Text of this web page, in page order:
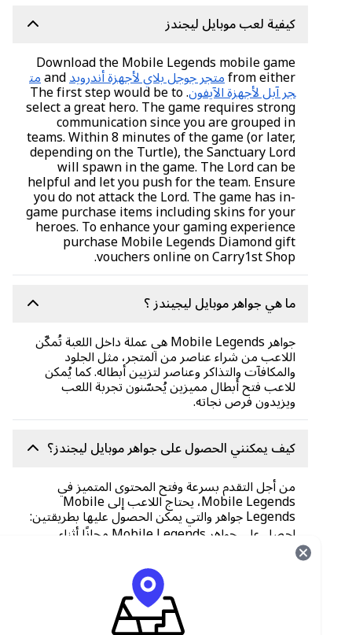
كيفية لعب موبايل ليجندز
Download the Mobile Legends mobile game
from eitherمتجر جوجل بلاي لأجهزة أندرويدand مت
جر آبل لأجهزة الآيفون . The first step would be to
select a great hero. The game requires strong
communication since you are grouped in
teams. Within 8 minutes of the game (or later,
depending on the Turtle), the Sanctuary Lord
will spawn in the game. The Lord can be
helpful and let you push for the team. Ensure
you do not attack the Lord. The game has in-
game purchase items including skins for your
heroes. To enhance your gaming experience
purchase Mobile Legends Diamond gift
vouchers online on Carry1st Shop.
ما هي جواهر موبايل ليجيندز ؟
جواهر Mobile Legends هي عملة داخل اللعبة تُمكّن
اللاعب من شراء عناصر من المتجر، مثل الجلود
والمكافآت والتذاكر وعناصر لتزيين أبطاله. كما يُمكن
للاعب فتح أبطال مميزين يُحسّنون تجربة اللعب
ويزيدون فرص نجاته.
كيف يمكنني الحصول على جواهر موبايل ليجندز؟
من أجل التقدم بسرعة وفتح المحتوى المتميز في
Mobile Legends، يحتاج اللاعب إلى Mobile
Legends جواهر والتي يمكن الحصول عليها بطريقتين:
احصل على جواهر Mobile Legends مجانًا أثناء
اللعب
شراء قسيمة بطاقة هدايا الماس القابلة للاسترداد